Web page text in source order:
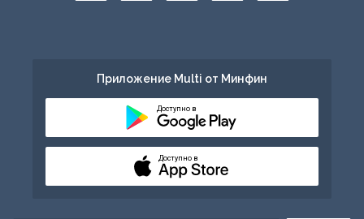
Приложение Multi от Минфин
Доступно в
Доступно в